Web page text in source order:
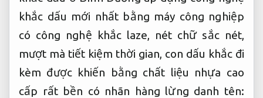
khắc dấu mới nhất bằng máy công nghiệp
có công nghệ khắc laze, nét chữ sắc nét,
mượt mà tiết kiệm thời gian, con dấu khắc đi
kèm được khiến bằng chất liệu nhựa cao
cấp rất bền có nhãn hàng lừng danh tên: